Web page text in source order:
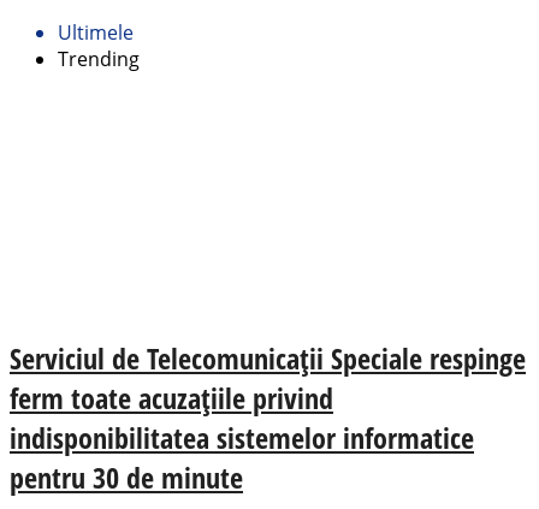
Ultimele
Trending
Serviciul de Telecomunicații Speciale respinge
ferm toate acuzațiile privind
indisponibilitatea sistemelor informatice
pentru 30 de minute